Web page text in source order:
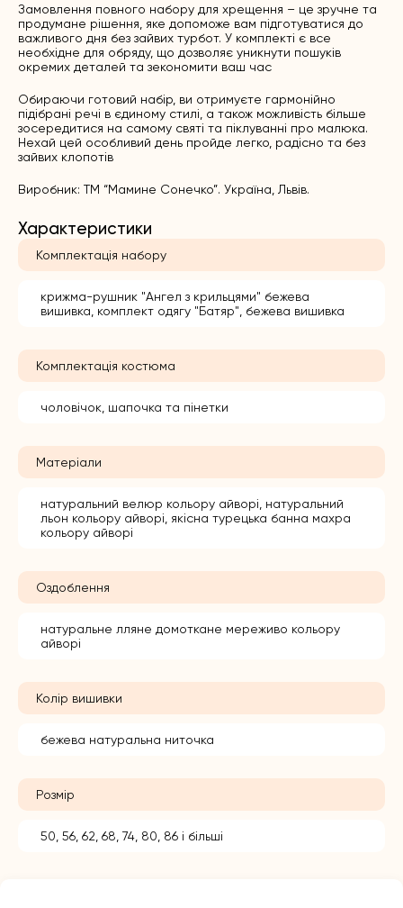
Замовлення повного набору для хрещення – це зручне та
продумане рішення, яке допоможе вам підготуватися до
важливого дня без зайвих турбот. У комплекті є все
необхідне для обряду, що дозволяє уникнути пошуків
окремих деталей та зекономити ваш час
Обираючи готовий набір, ви отримуєте гармонійно
підібрані речі в єдиному стилі, а також можливість більше
зосередитися на самому святі та піклуванні про малюка.
Нехай цей особливий день пройде легко, радісно та без
зайвих клопотів
Виробник: ТМ “Мамине Сонечко”. Україна, Львів.
Характеристики
Комплектація набору
крижма-рушник "Ангел з крильцями" бежева
вишивка, комплект одягу "Батяр", бежева вишивка
Комплектація костюма
чоловічок, шапочка та пінетки
Матеріали
натуральний велюр кольору айворі, натуральний
льон кольору айворі, якісна турецька банна махра
кольору айворі
Оздоблення
натуральне лляне домоткане мереживо кольору
айворі
Колір вишивки
бежева натуральна ниточка
Розмір
50, 56, 62, 68, 74, 80, 86 і більші